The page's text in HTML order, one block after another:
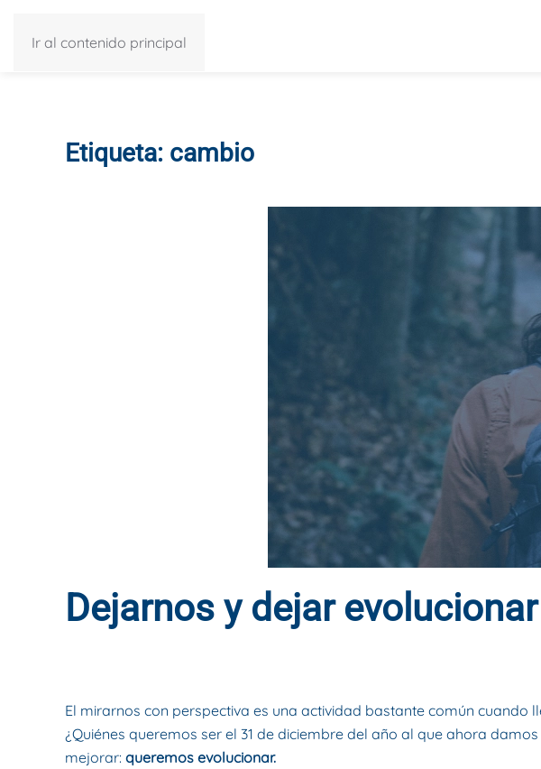
Ir al contenido principal
Etiqueta: cambio
Dejarnos y dejar evolucionar
El mirarnos con perspectiva es una actividad bastante común cuando
¿Quiénes queremos ser el 31 de diciembre del año al que ahora
mejorar: queremos evolucionar.